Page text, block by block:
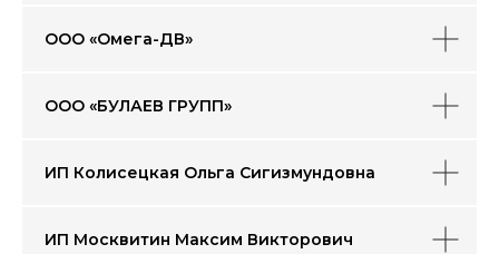
ООО «Омега-ДВ»
ООО «БУЛАЕВ ГРУПП»
ИП Колисецкая Ольга Сигизмундовна
ИП Москвитин Максим Викторович